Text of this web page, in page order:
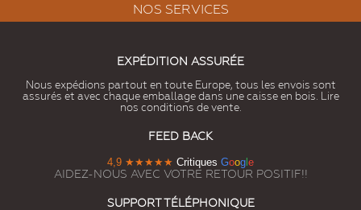
NOS SERVICES
EXPÉDITION ASSURÉE
Nous expédions partout en toute Europe, tous les envois sont
assurés et avec chaque emballage dans une caisse en bois. Lire
nos conditions de vente.
FEED BACK
4,9 ★★★★★ Critiques Google
AIDEZ-NOUS AVEC VOTRE RETOUR POSITIF!!
SUPPORT TÉLÉPHONIQUE